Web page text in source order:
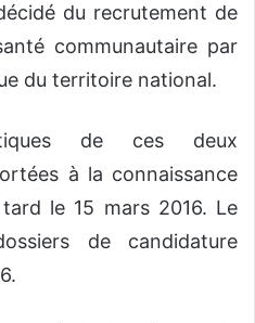
du recrutement de
communautaire par
du territoire national.
de ces deux
à la connaissance
le 15 mars 2016. Le
de candidature